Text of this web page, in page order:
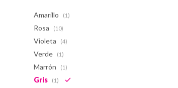
Amarillo (1)
Rosa (10)
Violeta (4)
Verde (1)
Marrón (1)
Gris (1)